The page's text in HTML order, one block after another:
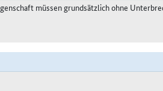
müssen grundsätzlich ohne